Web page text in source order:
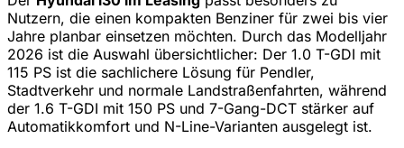
Nutzern, die einen kompakten Benziner für zwei bis vier
Jahre planbar einsetzen möchten. Durch das Modelljahr
2026 ist die Auswahl übersichtlicher: Der 1.0 T-GDI mit
115 PS ist die sachlichere Lösung für Pendler,
Stadtverkehr und normale Landstraßenfahrten, während
der 1.6 T-GDI mit 150 PS und 7-Gang-DCT stärker auf
Automatikkomfort und N-Line-Varianten ausgelegt ist.